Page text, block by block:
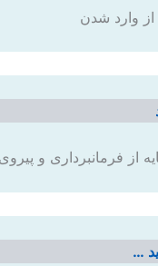
از وارد شدن
از فرمانبرداری و پیروی
…